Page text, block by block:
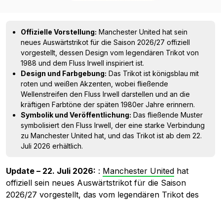
Offizielle Vorstellung: Manchester United hat sein
neues Auswärtstrikot für die Saison 2026/27 offiziell
vorgestellt, dessen Design vom legendären Trikot von
1988 und dem Fluss Irwell inspiriert ist.
Design und Farbgebung: Das Trikot ist königsblau mit
roten und weißen Akzenten, wobei fließende
Wellenstreifen den Fluss Irwell darstellen und an die
kräftigen Farbtöne der späten 1980er Jahre erinnern.
Symbolik und Veröffentlichung: Das fließende Muster
symbolisiert den Fluss Irwell, der eine starke Verbindung
zu Manchester United hat, und das Trikot ist ab dem 22.
Juli 2026 erhältlich.
Update – 22. Juli 2026: : Manchester United hat
offiziell sein neues Auswärtstrikot für die Saison
2026/27 vorgestellt, das vom legendären Trikot des